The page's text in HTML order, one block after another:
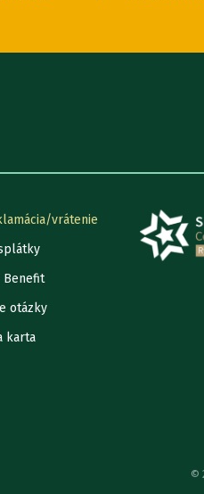
vrátenie
Benefit
otázky
karta
©